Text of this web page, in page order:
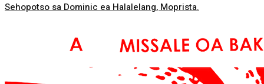
Sehopotso sa Dominic ea Halalelang, Moprista.